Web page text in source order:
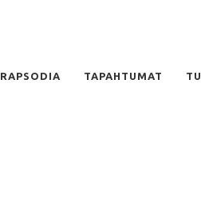
RAPSODIA TAPAHTUMAT